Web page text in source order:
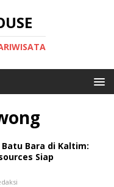
Bara di Kaltim:
Siap